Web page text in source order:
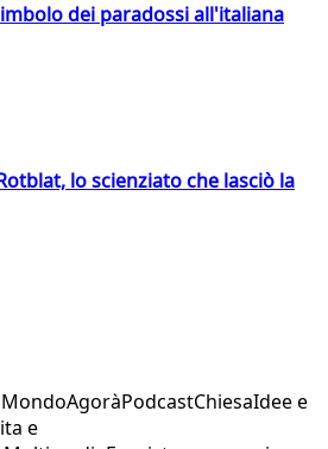
dei paradossi all'italiana
lo scienziato che lasciò la
MondoAgoràPodcastChiesaIdee e
e